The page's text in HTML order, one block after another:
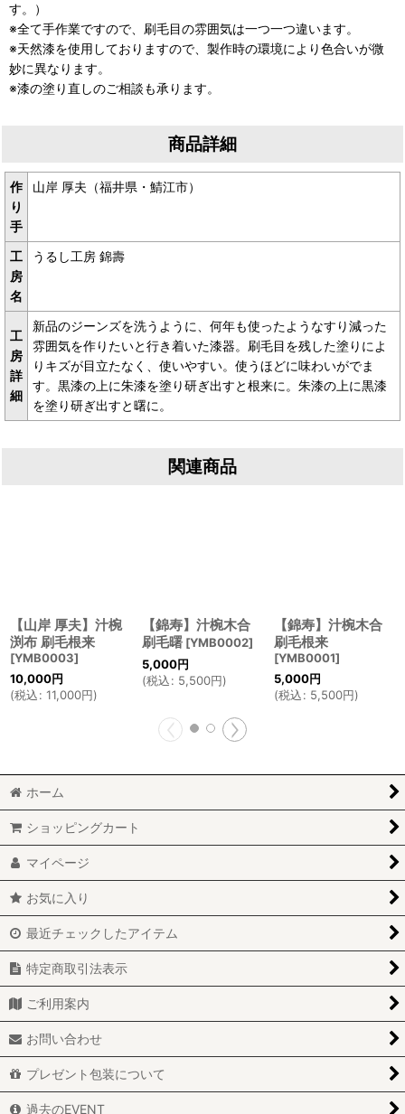
す。）
※全て手作業ですので、刷毛目の雰囲気は一つ一つ違います。
※天然漆を使用しておりますので、製作時の環境により色合いが微
妙に異なります。
※漆の塗り直しのご相談も承ります。
商品詳細
作
り
手
山岸 厚夫（福井県・鯖江市）
工
房
名
うるし工房 錦壽
工
房
詳
細
新品のジーンズを洗うように、何年も使ったようなすり減った
雰囲気を作りたいと行き着いた漆器。刷毛目を残した塗りによ
りキズが目立たなく、使いやすい。使うほどに味わいがでま
す。黒漆の上に朱漆を塗り研ぎ出すと根来に。朱漆の上に黒漆
を塗り研ぎ出すと曙に。
関連商品
【山岸 厚夫】汁椀
渕布 刷毛根来
[YMB0003]
10,000円
(税込: 11,000円)
【錦寿】汁椀木合
刷毛曙 [YMB0002]
5,000円
(税込: 5,500円)
【錦寿】汁椀木合
刷毛根来
[YMB0001]
5,000円
(税込: 5,500円)
ホーム
ショッピングカート
マイページ
お気に入り
最近チェックしたアイテム
特定商取引法表示
ご利用案内
お問い合わせ
プレゼント包装について
過去のEVENT